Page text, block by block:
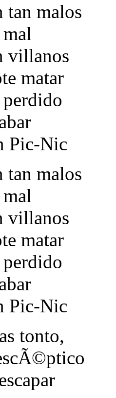
tan malos
villanos
matar
Pic-Nic
tan malos
villanos
matar
Pic-Nic
tonto,